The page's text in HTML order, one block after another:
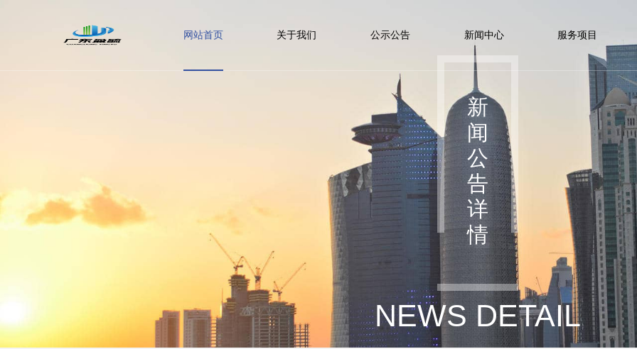
网站首页 关于我们 公示公告 新闻中心 服务项目
新
闻
公
告
详
情
NEWS DETAIL